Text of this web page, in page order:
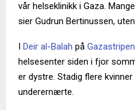
vår helseklinikk i Gaza.
sier Gudrun Bertinussen,
I Deir al-Balah på Gazastripen
helsesenter siden i fjor
er dystre. Stadig flere
underernærte.